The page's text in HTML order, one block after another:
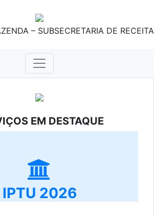
– SUBSECRETARIA DE RECEITA
EM DESTAQUE
IPTU 2026